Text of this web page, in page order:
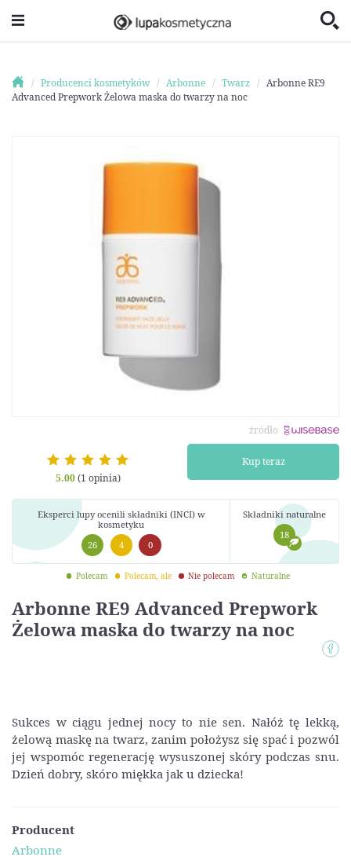
Producenci kosmetyków Arbonne Twarz
Arbonne RE9
Advanced Prepwork Żelowa maska do twarzy na noc
Arbonne RE9 Advanced Prepwork
Żelowa maska do twarzy na noc
źródło
5.00(1 opinia)
Kup teraz
Eksperci lupy ocenili składniki (INCI) w
kosmetyku
26
4 0
Składniki naturalne
18
Polecam Polecam, ale Nie polecam Naturalne
Sukces w ciągu jednej nocy to nie sen. Nałóż tę lekką,
żelową maskę na twarz, zanim położysz się spać i pozwól
jej wspomóc regenerację wysuszonej skóry podczas snu.
Dzień dobry, skóro miękka jak u dziecka!
Producent
Arbonne